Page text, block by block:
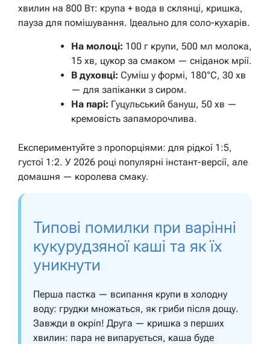
хвилин на 800 Вт: крупа + вода в склянці, кришка,
пауза для помішування. Ідеально для соло-кухарів.
На молоці: 100 г крупи, 500 мл молока,
15 хв, цукор за смаком — сніданок мрії.
В духовці: Суміш у формі, 180°C, 30 хв
— для запіканки з сиром.
На парі: Гуцульський бануш, 50 хв —
кремовість запаморочлива.
Експериментуйте з пропорціями: для рідкої 1:5,
густої 1:2. У 2026 році популярні інстант-версії, але
домашня — королева смаку.
Типові помилки при варінні
кукурудзяної каші та як їх
уникнути
Перша пастка — всипання крупи в холодну
воду: грудки множаться, як гриби після дощу.
Завжди в окріп! Друга — кришка з перших
хвилин: пара не випарується, каша буде